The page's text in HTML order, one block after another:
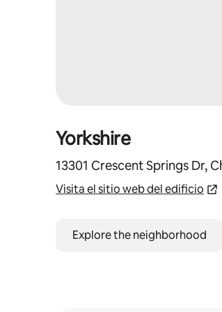
Yorkshire
13301 Crescent Springs Dr,
Visita el sitio web del edificio
Explore the neighborhood